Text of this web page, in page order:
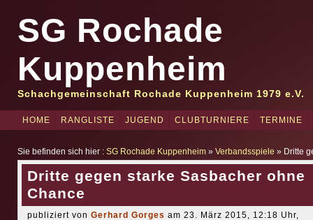
SG Rochade
Kuppenheim
Schachgemeinschaft Rochade Kuppenheim 1979 e.V.
HOME RANGLISTE JUGEND CLUBTURNIERE TERMINE
Sie befinden sich hier : SG Rochade Kuppenheim» Verbandsspiele » Dritte
Dritte gegen starke Sasbacher ohne
Chance
publiziert von Gerhard Gorges am 23. März 2015, 12:18 Uhr,